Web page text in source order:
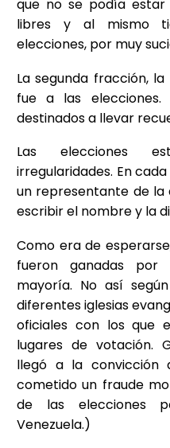
que no se podía
libres y al mismo
elecciones, por muy
La segunda fracción,
fue a las elecciones.
destinados a llevar
Las elecciones
irregularidades. En
un representante de la
escribir el nombre y la
Como era de
fueron ganadas
mayoría. No así
diferentes iglesias
oficiales con los que
lugares de votación.
llegó a la convicción
cometido un fraude
de las elecciones
Venezuela.)